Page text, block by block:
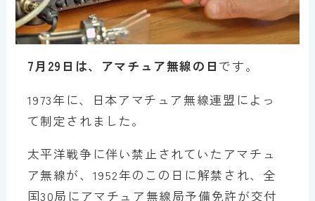
7月29日は、アマチュア無線の日 です。
1973年に、日本アマチュア無線連盟によっ
て制定されました。
太平洋戦争に伴い禁止されていたアマチュ
ア無線が、1952年のこの日に解禁され、全
国30局にアマチュア無線局予備免許が交付